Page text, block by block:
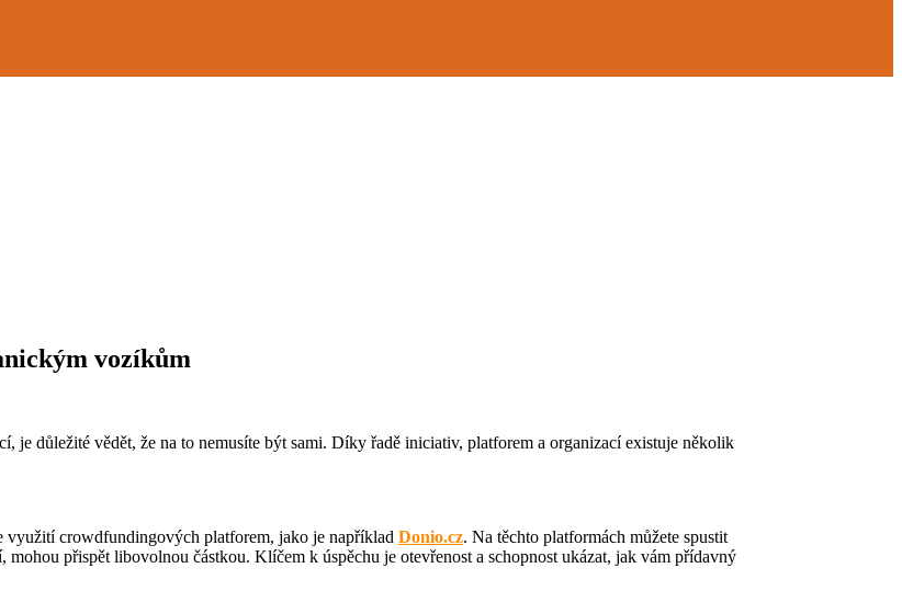
vozíkům
je důležité vědět, že na to nemusíte být sami. Díky řadě iniciativ, platforem a organizací existuje několik
využití crowdfundingových platforem, jako je například Donio.cz. Na těchto platformách můžete spustit
přispět libovolnou částkou. Klíčem k úspěchu je otevřenost a schopnost ukázat, jak vám přídavný